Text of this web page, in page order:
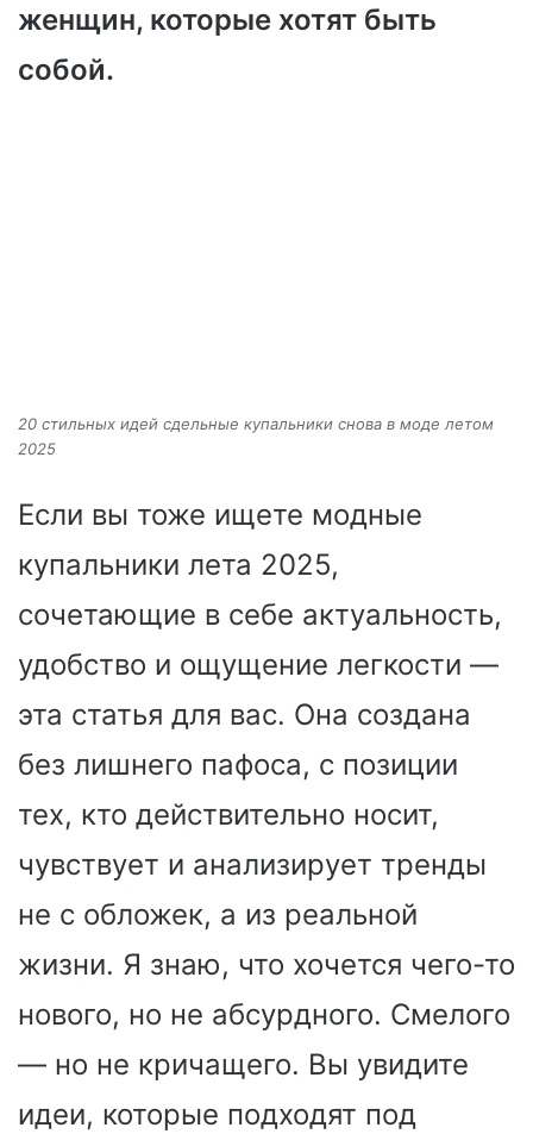
женщин, которые хотят быть
собой.
20 стильных идей сдельные купальники снова в моде летом
2025
Если вы тоже ищете модные
купальники лета 2025,
сочетающие в себе актуальность,
удобство и ощущение легкости —
эта статья для вас. Она создана
без лишнего пафоса, с позиции
тех, кто действительно носит,
чувствует и анализирует тренды
не с обложек, а из реальной
жизни. Я знаю, что хочется чего-то
нового, но не абсурдного. Смелого
— но не кричащего. Вы увидите
идеи, которые подходят под